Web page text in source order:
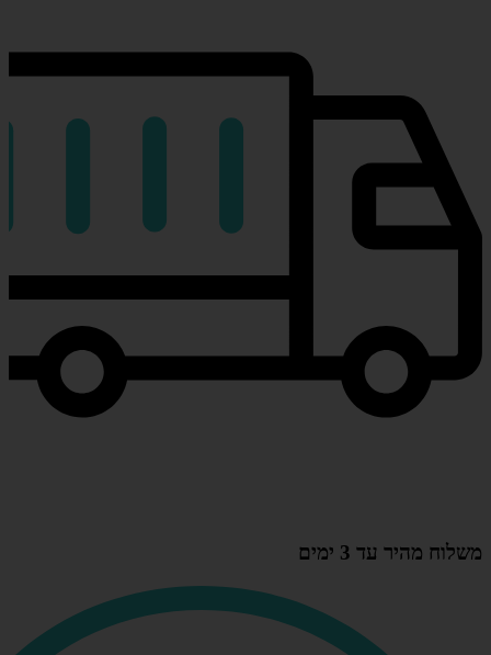
משלוח מהיר עד 3 ימים